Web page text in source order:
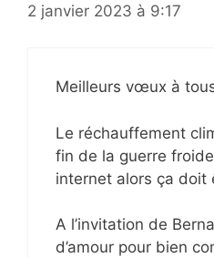
2 janvier 2023 à 9:17
Meilleurs vœux à
Le réchauffement
fin de la guerre froide
internet alors ça doit
A l’invitation de
d’amour pour bien